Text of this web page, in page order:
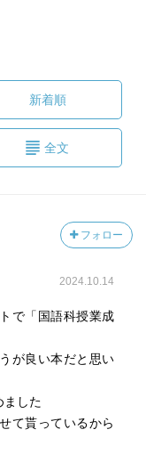
新着順
全文
フォロー
2024.10.14
で「国語科授業成
が良い本だと思い
ました
て貰っているから